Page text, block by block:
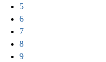
5
6
7
8
9